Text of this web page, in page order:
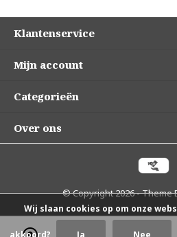
Klantenservice
Mijn account
Categorieën
Over ons
© Copyright2026- Theme
Wij slaan cookies op om onze
akkoord? Ja Nee